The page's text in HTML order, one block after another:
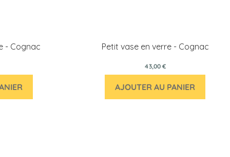
- Cognac Petit vase en verre - Cognac
43,00 €
AJOUTER AU PANIER